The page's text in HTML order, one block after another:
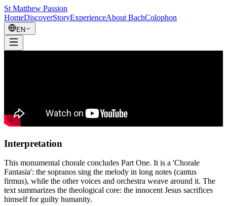
St Matthew Passion
HomeDiscoverStoryExperienceAbout BachColophon
EN
Interpretation
This monumental chorale concludes Part One. It is a 'Chorale
Fantasia': the sopranos sing the melody in long notes (cantus
firmus), while the other voices and orchestra weave around it. The
text summarizes the theological core: the innocent Jesus sacrifices
himself for guilty humanity.